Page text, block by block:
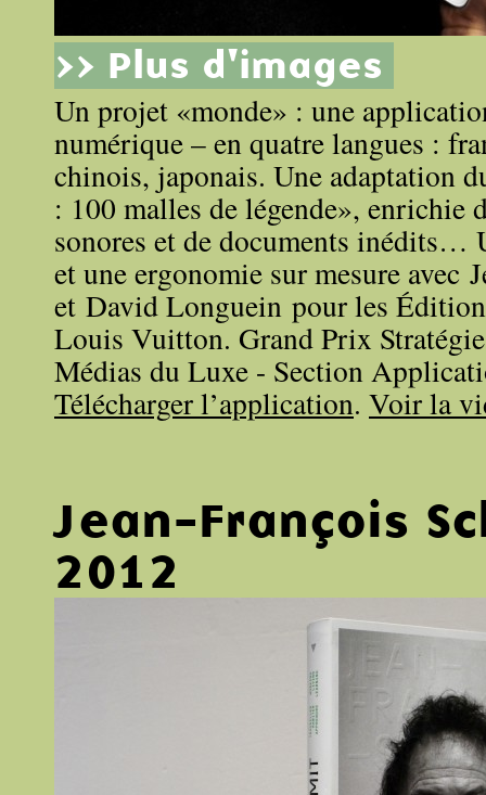
>> Plus d'images
Un projet «monde» : une
numérique – en quatre langues :
chinois, japonais. Une adaptation
: 100 malles de légende», enrichie
sonores et de documents inédits…
et une ergonomie sur mesure avec
et David Longuein pour les
Louis Vuitton. Grand Prix
Médias du Luxe - Section
Télécharger l’application. Voir la
Jean-François
2012